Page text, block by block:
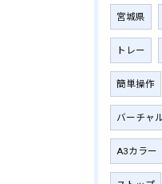
宮城県
トレー
簡単操作
バーチャ
A3カラー